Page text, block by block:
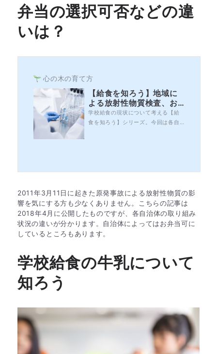
弁当の選択可否などの違
いは？
心の木の育て方
【給食を知ろう】地域に
よる放射性物質検査、お
弁当の選択可否などの違
いは？
学校給食の現状について考える【給
食を知ろう】シリーズ。今回は各自
いるものは安全、とする考え方があ
の不安はまだ残っています。ただ、
大半の人が「問...
2011年3月11日に起きた原発事故による放射性物質の影
響を気にする方も少なくありません。こちらの記事は
2018年4月に公開したものですが、各自治体の取り組み
状況の違いが分かります。自治体によってはお弁当可に
しているところもあります。
学校給食の牛乳について
知ろう